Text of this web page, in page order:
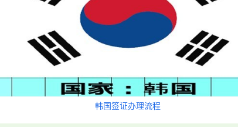
韩国签证办理流程